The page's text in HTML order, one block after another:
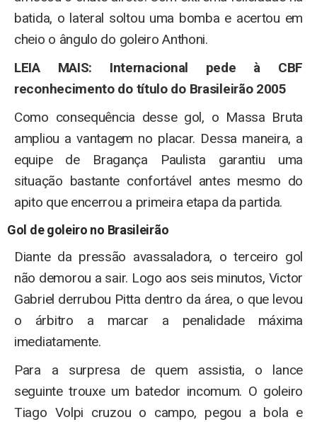
batida, o lateral soltou uma bomba e acertou em
cheio o ângulo do goleiro Anthoni.
LEIA MAIS: Internacional pede à CBF
reconhecimento do título do Brasileirão 2005
Como consequência desse gol, o Massa Bruta
ampliou a vantagem no placar. Dessa maneira, a
equipe de Bragança Paulista garantiu uma
situação bastante confortável antes mesmo do
apito que encerrou a primeira etapa da partida.
Gol de goleiro no Brasileirão
Diante da pressão avassaladora, o terceiro gol
não demorou a sair. Logo aos seis minutos, Victor
Gabriel derrubou Pitta dentro da área, o que levou
o árbitro a marcar a penalidade máxima
imediatamente.
Para a surpresa de quem assistia, o lance
seguinte trouxe um batedor incomum. O goleiro
Tiago Volpi cruzou o campo, pegou a bola e